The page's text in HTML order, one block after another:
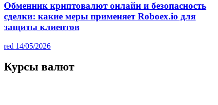
Обменник криптовалют онлайн и безопасность
сделки: какие меры применяет Roboex.io для
защиты клиентов
red 14/05/2026
Курсы валют